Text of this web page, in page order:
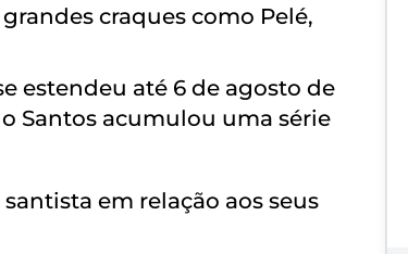
craques como Pelé,
estendeu até 6 de agosto de
Santos acumulou uma série
em relação aos seus